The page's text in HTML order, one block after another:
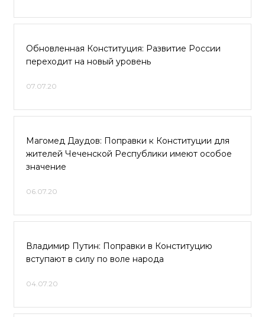
Обновленная Конституция: Развитие России
переходит на новый уровень
07.07.20
Магомед Даудов: Поправки к Конституции для
жителей Чеченской Республики имеют особое
значение
06.07.20
Владимир Путин: Поправки в Конституцию
вступают в силу по воле народа
04.07.20